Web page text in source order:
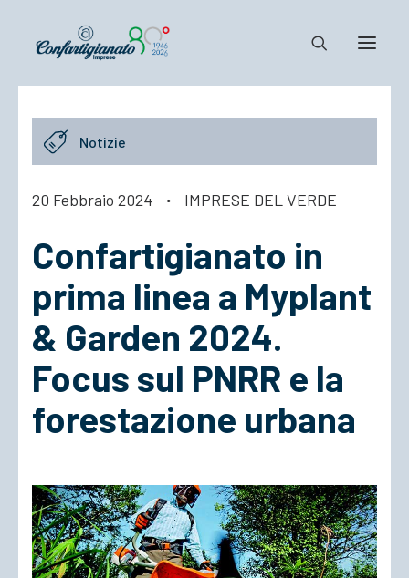
Notizie e Documenti
Confartigianato
Cosa Facciamo
Notizie
20 Febbraio 2024 · IMPRESE DEL VERDE
Confartigianato in
prima linea a Myplant
& Garden 2024.
Focus sul PNRR e la
forestazione urbana